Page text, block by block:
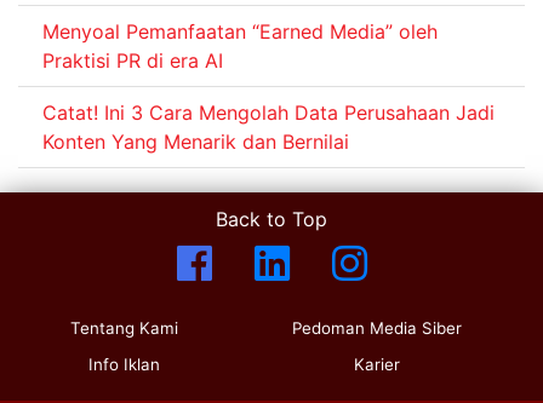
Menyoal Pemanfaatan “Earned Media” oleh
Praktisi PR di era AI
Catat! Ini 3 Cara Mengolah Data Perusahaan Jadi
Konten Yang Menarik dan Bernilai
Back to Top
Tentang Kami
Info Iklan
Pedoman Media Siber
Karier